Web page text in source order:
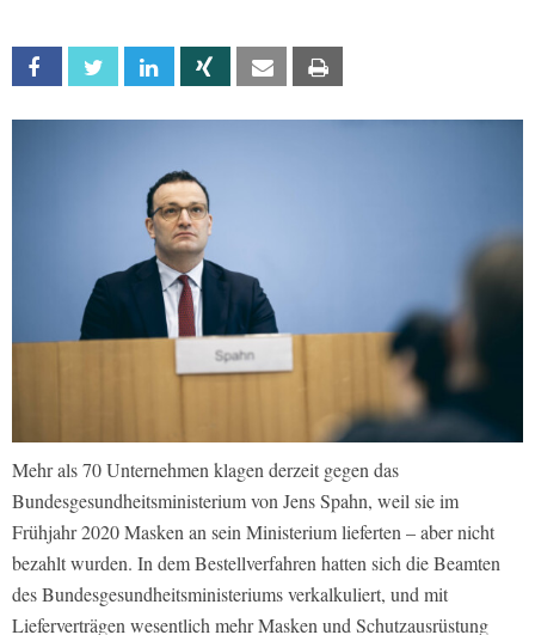
Facebook Twitter Linkedin Xing Email
Mehr als 70 Unternehmen klagen derzeit gegen das
Bundesgesundheitsministerium von Jens Spahn, weil sie im
Frühjahr 2020 Masken an sein Ministerium lieferten – aber nicht
bezahlt wurden. In dem Bestellverfahren hatten sich die Beamten
des Bundesgesundheitsministeriums verkalkuliert, und mit
Lieferverträgen wesentlich mehr Masken und Schutzausrüstung